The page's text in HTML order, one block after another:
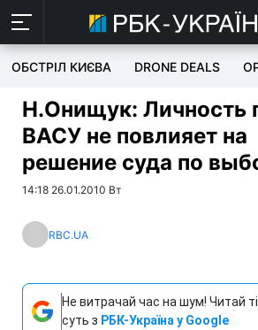
ОБСТРІЛ КИЄВА DRONE DEALS
Н.Онищук: Личность
ВАСУ не повлияет на
решение суда по
14:18 26.01.2010 Вт
RBC.UA
Не витрачай час на шум! Читай
суть з РБК-Україна у Google